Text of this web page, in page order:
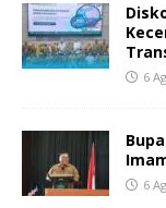
6
6